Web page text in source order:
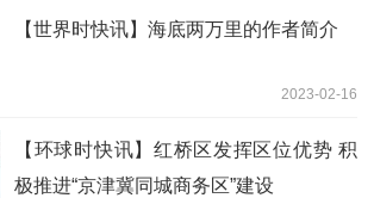
【世界时快讯】海底两万里的作者简介
2023-02-16
【环球时快讯】红桥区发挥区位优势 积
极推进“京津冀同城商务区”建设